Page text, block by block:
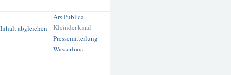
Ars Publica
Kleindenkmal
Pressemitteilung
Wasserloos